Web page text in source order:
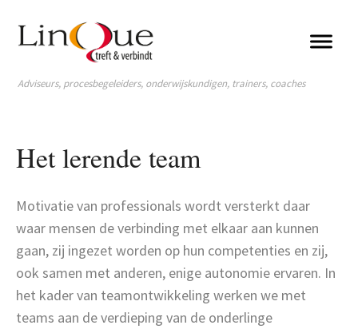
Adviseurs, procesbegeleiders, onderwijskundigen, trainers, coaches
Het lerende team
Motivatie van professionals wordt versterkt daar
waar mensen de verbinding met elkaar aan kunnen
gaan, zij ingezet worden op hun competenties en zij,
ook samen met anderen, enige autonomie ervaren. In
het kader van teamontwikkeling werken we met
teams aan de verdieping van de onderlinge